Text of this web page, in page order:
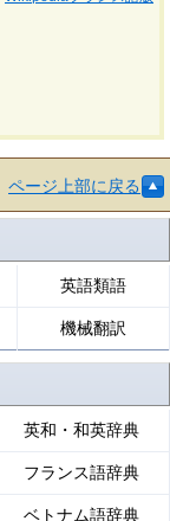
ページ上部に戻る
英語類語
機械翻訳
英和・和英辞典
フランス語辞典
ベトナム語辞典